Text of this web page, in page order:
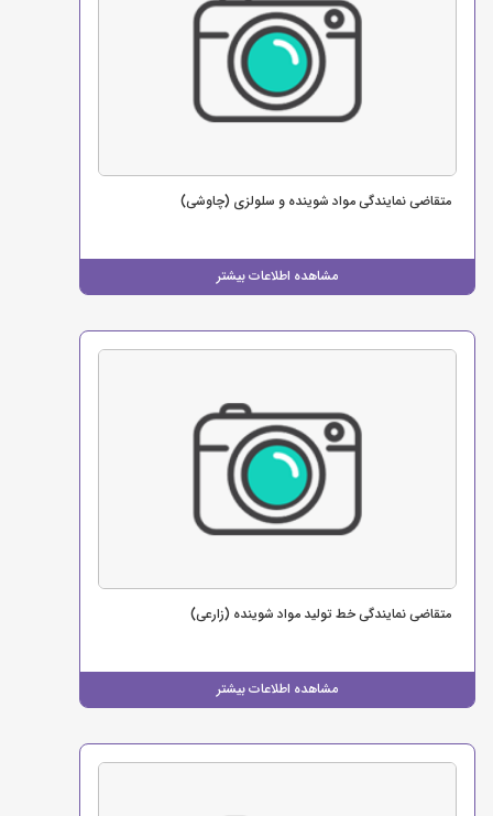
مشاهده اطلاعات بیشتر
متقاضی نمایندگی مواد شوینده و سلولزی (چاوشی)
مشاهده اطلاعات بیشتر
متقاضی نمایندگی خط تولید مواد شوینده (زارعی)